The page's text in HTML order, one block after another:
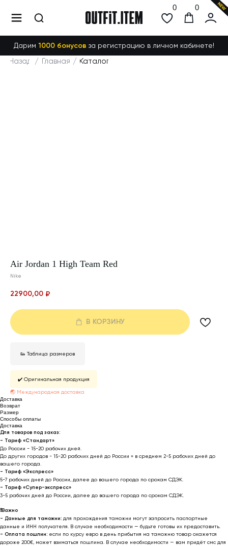
Назад Главная
/ Каталог
/
Air Jordan 1 High Team Red
Nike
22900,00 ₽
В КОРЗИНУ
👟 Таблица размеров
✔️ Оригинальная продукция
🌏 Международная доставка
Доставка
Возврат
Размер
Способы оплаты
Доставка
Для товаров под заказ:
- Тариф «Стандарт»
До России - 15-20 рабочих дней.
До других городов - 15-20 рабочих дней до России + в среднем 2-5 рабочих дней до
вашего города.
- Тариф «Экспресс»
5-7 рабочих дней до России, далее до вашего города по срокам СДЭК.
- Тариф «Супер-экспресс»
3-5 рабочих дней до России, далее до вашего города по срокам СДЭК.
❗️Важно
- Данные для таможни: для прохождения таможни могут запросить паспортные
данные и ИНН получателя. В случае необходимости — будьте готовы их предоставить.
- Оплата пошлин: если по курсу евро в день прибытия на таможню товар окажется
дороже 200€, может взиматься пошлина. В случае необходимости — вам придёт смс для